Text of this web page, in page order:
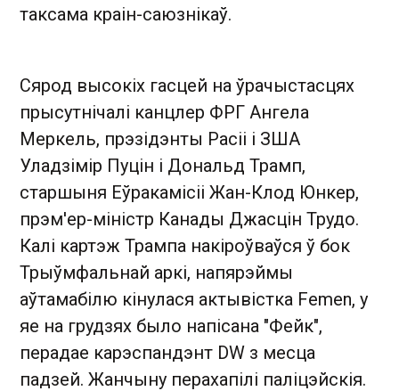
таксама краін-саюзнікаў.
Сярод высокіх гасцей на ўрачыстасцях
прысутнічалі канцлер ФРГ Ангела
Меркель, прэзідэнты Расіі і ЗША
Уладзімір Пуцін і Дональд Трамп,
старшыня Еўракамісіі Жан-Клод Юнкер,
прэм'ер-міністр Канады Джасцін Трудо.
Калі картэж Трампа накіроўваўся ў бок
Трыўмфальнай аркі, напярэймы
аўтамабілю кінулася актывістка Femen, у
яе на грудзях было напісана "Фейк",
перадае карэспандэнт DW з месца
падзей. Жанчыну перахапілі паліцэйскія.